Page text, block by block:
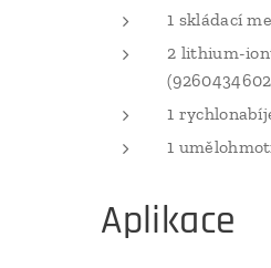
1 skládací
2 lithium-
1
1
Aplikace